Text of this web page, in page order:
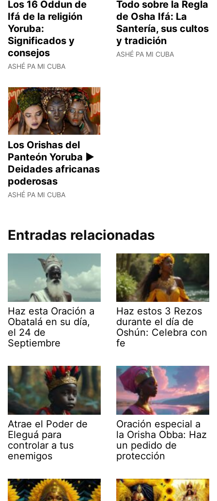
Los 16 Oddun de
Ifá de la religión
Yoruba:
Significados y
consejos
ASHÉ PA MI CUBA
Todo sobre la Regla
de Osha Ifá: La
Santería, sus cultos
y tradición
ASHÉ PA MI CUBA
Los Orishas del
Panteón Yoruba ►
Deidades africanas
poderosas
ASHÉ PA MI CUBA
Entradas relacionadas
Haz esta Oración a
Obatalá en su día,
el 24 de
Septiembre
Haz estos 3 Rezos
durante el día de
Oshún: Celebra con
fe
Atrae el Poder de
Eleguá para
controlar a tus
enemigos
Oración especial a
la Orisha Obba: Haz
un pedido de
protección